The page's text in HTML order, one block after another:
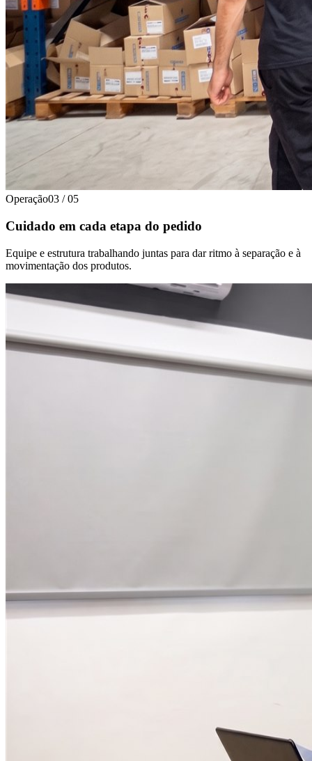
Operação03 / 05
Cuidado em cada etapa do pedido
Equipe e estrutura trabalhando juntas para dar ritmo à separação e à
movimentação dos produtos.